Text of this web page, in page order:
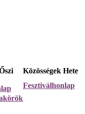
Közösségek Hete
Fesztiválhonlap